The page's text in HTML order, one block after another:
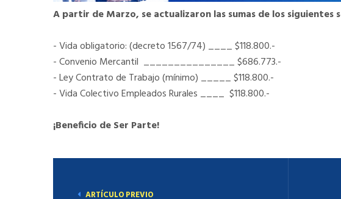
A partir de Marzo, se actualizaron las sumas de los siguientes
- Vida obligatorio: (decreto 1567/74) ____ $118.800.-
- Convenio Mercantil _______________ $686.773.-
- Ley Contrato de Trabajo (mínimo) _____ $118.800.-
- Vida Colectivo Empleados Rurales ____ $118.800.-
¡Beneficio de Ser Parte!
ARTÍCULO PREVIO